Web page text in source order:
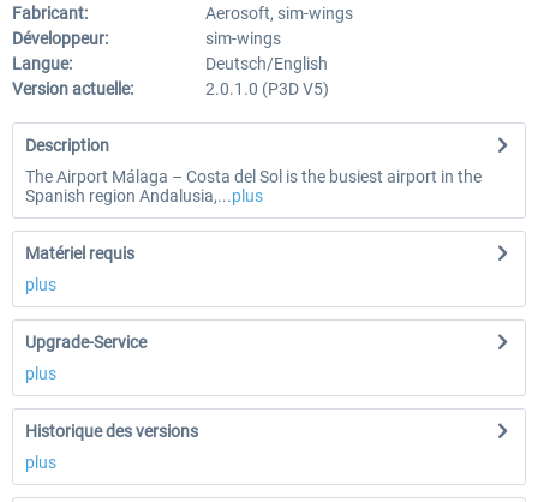
Fabricant:
Aerosoft, sim-wings
Développeur:
sim-wings
Langue:
Deutsch/English
Version actuelle:
2.0.1.0 (P3D V5)
Description
The Airport Málaga – Costa del Sol is the busiest airport in the
Spanish region Andalusia,...plus
Matériel requis
plus
Upgrade-Service
plus
Historique des versions
plus